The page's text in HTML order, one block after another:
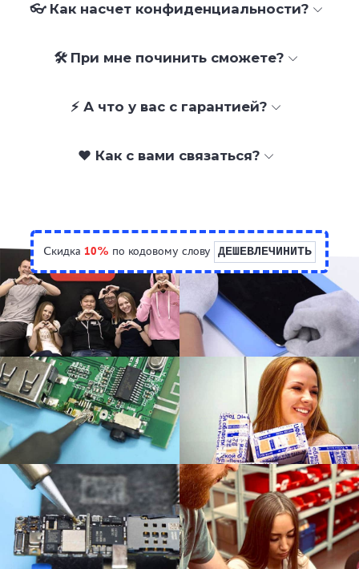
👓 Как насчет конфиденциальности?
🛠 При мне починить сможете?
⚡ А что у вас с гарантией?
❤️ Как с вами связаться?
Скидка 10% по кодовому слову ДЕШЕВЛЕЧИНИТЬ